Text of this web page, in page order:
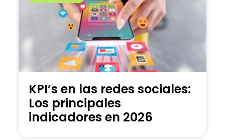
KPI’s en las redes sociales:
Los principales
indicadores en 2026